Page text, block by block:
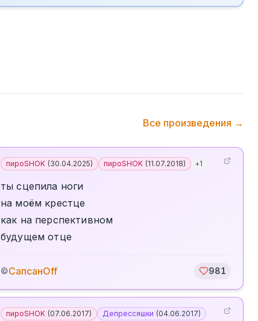
Все произведения →
пироSHOK (30.04.2025) пироSHOK (11.07.2018) +1
ты сцепила ноги
на моём крестце
как на перспективном
будущем отце
©СапсанOff 981
пироSHOK (07.06.2017) Депрессяшки (04.06.2017)